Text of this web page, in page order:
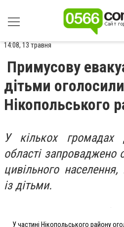
14:08, 13 травня
Примусову
дітьми
Нікопольського
У кількох громадах
області запроваджено
цивільного
із дітьми.
У частині Нікопольського району